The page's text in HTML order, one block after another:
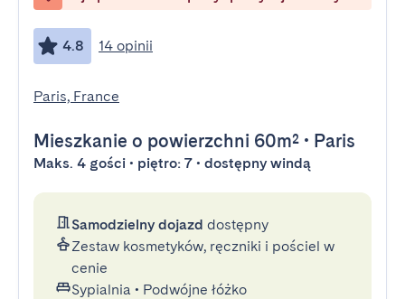
4.8 14 opinii
Paris, France
Mieszkanie o powierzchni 60m² • Paris
Maks. 4 gości • piętro: 7 • dostępny windą
Samodzielny dojazd dostępny
Zestaw kosmetyków, ręczniki i pościel w
cenie
Sypialnia • Podwójne łóżko